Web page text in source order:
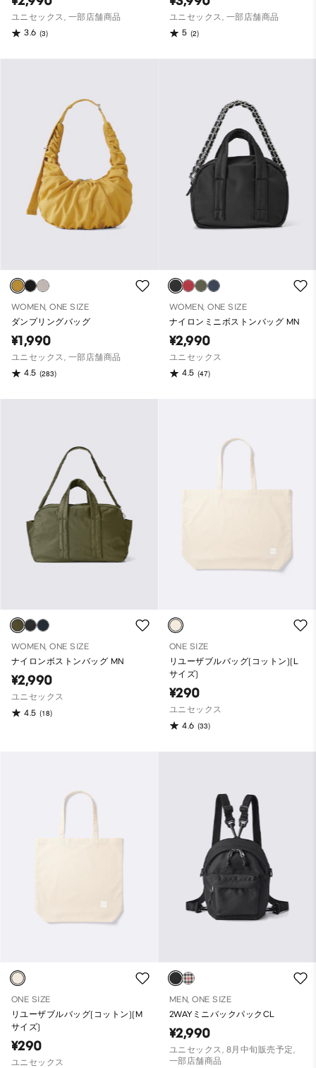
ユニセックス, 一部店舗商品
3.6 (3)
ユニセックス, 一部店舗商品
5 (2)
WOMEN, ONE SIZE
ダンプリングバッグ
¥1,990
ユニセックス, 一部店舗商品
4.5 (283)
WOMEN, ONE SIZE
ナイロンミニボストンバッグ MN
¥2,990
ユニセックス
4.5 (47)
WOMEN, ONE SIZE
ナイロンボストンバッグ MN
¥2,990
ユニセックス
4.5 (18)
ONE SIZE
リユーザブルバッグ(コットン)(L
サイズ)
¥290
ユニセックス
4.6 (33)
ONE SIZE
リユーザブルバッグ(コットン)(M
サイズ)
¥290
ユニセックス
MEN, ONE SIZE
2WAYミニバックパックCL
¥2,990
ユニセックス, 8月中旬販売予定,
一部店舗商品